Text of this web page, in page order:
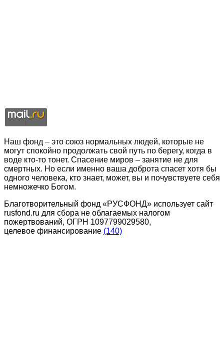
Наш фонд – это союз нормальных людей, которые не
могут спокойно продолжать свой путь по берегу, когда в
воде кто-то тонет. Спасение миров – занятие не для
смертных. Но если именно ваша доброта спасет хотя бы
одного человека, кто знает, может, вы и почувствуете себя
немножечко Богом.
Благотворительный фонд «РУСФОНД» использует сайт
rusfond.ru для сбора не облагаемых налогом
пожертвований, ОГРН 1097799029580,
целевое финансирование (140)